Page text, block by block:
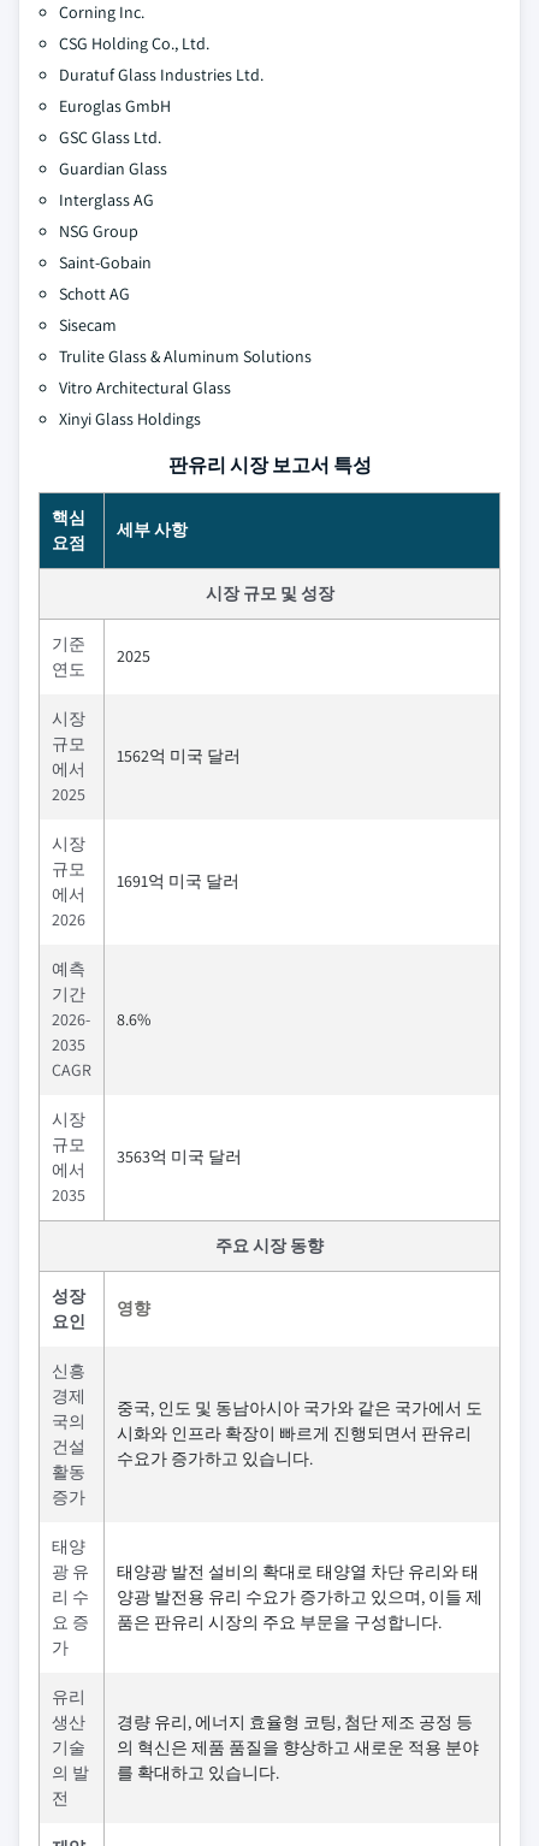
Corning Inc.
CSG Holding Co., Ltd.
Duratuf Glass Industries Ltd.
Euroglas GmbH
GSC Glass Ltd.
Guardian Glass
Interglass AG
NSG Group
Saint-Gobain
Schott AG
Sisecam
Trulite Glass & Aluminum Solutions
Vitro Architectural Glass
Xinyi Glass Holdings
판유리 시장 보고서 특성
핵심
요점
세부 사항
시장 규모 및 성장
기준
연도
2025
시장
규모
에서
2025
1562억 미국 달러
시장
규모
에서
2026
1691억 미국 달러
예측
기간
2026-
2035
CAGR
8.6%
시장
규모
에서
2035
3563억 미국 달러
주요 시장 동향
성장
요인
영향
신흥
경제
국의
건설
활동
증가
중국, 인도 및 동남아시아 국가와 같은 국가에서 도
시화와 인프라 확장이 빠르게 진행되면서 판유리
수요가 증가하고 있습니다.
태양
광 유
리 수
요 증
가
태양광 발전 설비의 확대로 태양열 차단 유리와 태
양광 발전용 유리 수요가 증가하고 있으며, 이들 제
품은 판유리 시장의 주요 부문을 구성합니다.
유리
생산
기술
의 발
전
경량 유리, 에너지 효율형 코팅, 첨단 제조 공정 등
의 혁신은 제품 품질을 향상하고 새로운 적용 분야
를 확대하고 있습니다.